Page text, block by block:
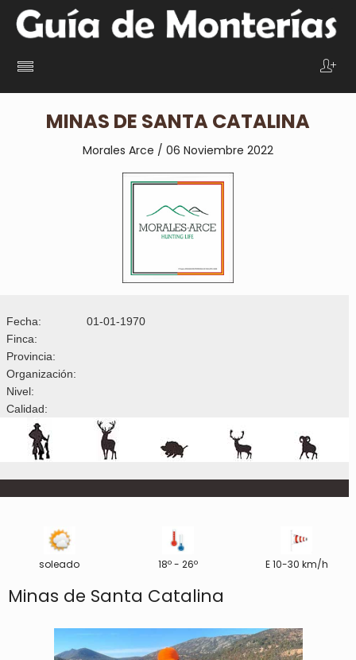
MINAS DE SANTA CATALINA
Morales Arce / 06 Noviembre 2022
Fecha:
01-01-1970
Finca:
Provincia:
Organización:
Nivel:
Calidad:
soleado 18º - 26º E 10-30 km/h
Minas de Santa Catalina